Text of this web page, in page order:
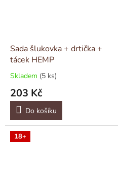
Sada šlukovka + drtička +
tácek HEMP
Skladem (5 ks)
203 Kč
Do košíku
18+